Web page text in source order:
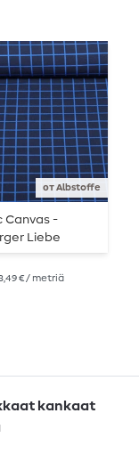
от Albstoffe
Canvas -
Liebe
tuloste
Bugs Grids
€ / metriä
kankaat